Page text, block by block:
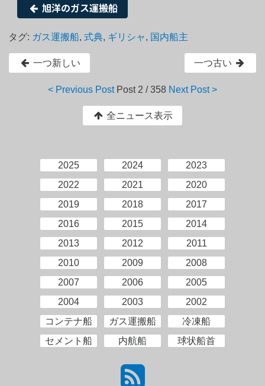
旭洋のガス運搬船
タグ: ガス運搬船,式典, ギリシャ, 国内船主
一つ新しい 一つ古い
< Previous Post Post 2 / 358 Next Post >
全ニュース表示
2025 2024
2023
2022
2021
2020
2019
2018
2017
2016
2015
2014
2013
2012
2011
2010
2009
2008
2007
2006
2005
2004
2003
2002
コンテナ船
ガス運搬船
冷凍船
セメント船
内航船 球状船首